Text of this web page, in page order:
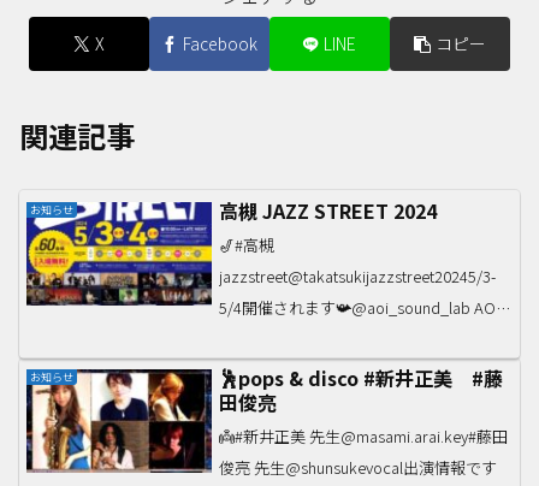
X Facebook LINE コピー
関連記事
お知らせ 高槻 JAZZ STREET 2024
🎷#高槻
jazzstreet@takatsukijazzstreet20245/3-
5/4開催されます📯@aoi_sound_lab AOI
会場でライブ予定♪#高槻#jazz#live
お知らせ
🕺pops & disco #新井正美 #藤
田俊亮
👼#新井正美 先生@masami.arai.key#藤田
俊亮 先生@shunsukevocal出演情報です